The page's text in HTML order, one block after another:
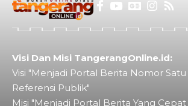
Visi Dan Misi TangerangOnline.id:
Visi "Menjadi Portal Berita Nomor
Referensi Publik"
Misi "Menjadi Portal Berita Yang